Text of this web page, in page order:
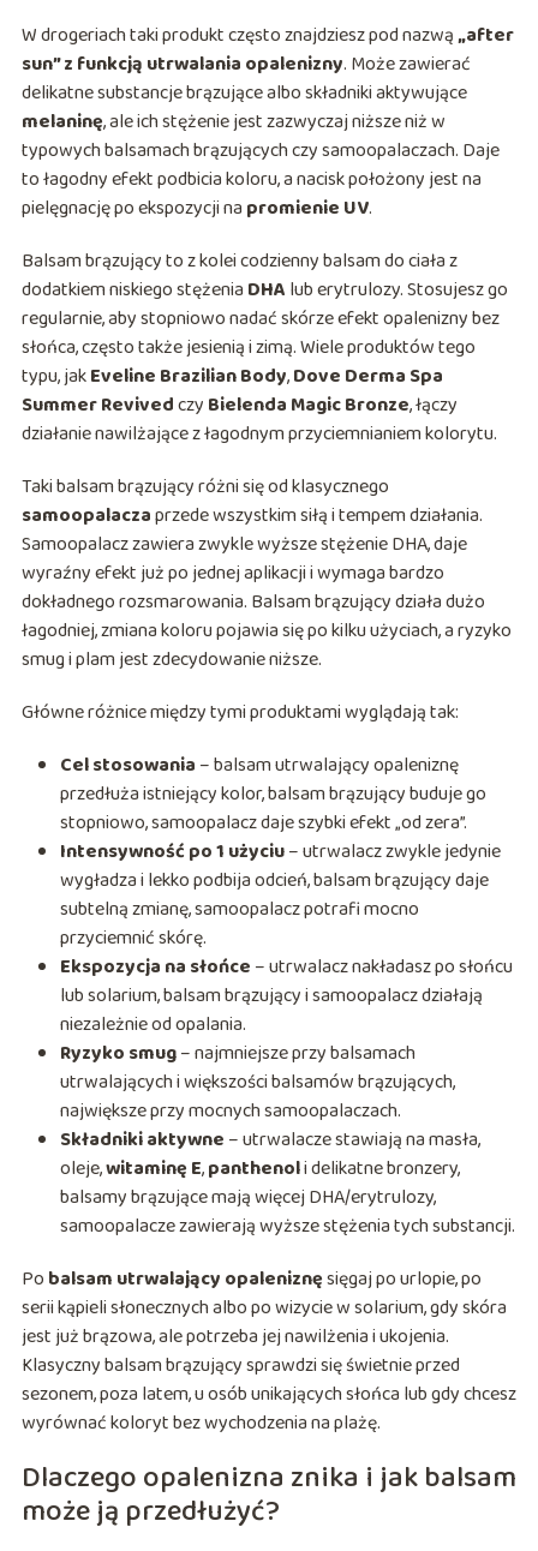
W drogeriach taki produkt często znajdziesz pod nazwą„after
sun” z funkcją utrwalania opalenizny. Może zawierać
delikatne substancje brązujące albo składniki aktywujące
melaninę, ale ich stężenie jest zazwyczaj niższe niż w
typowych balsamach brązujących czy samoopalaczach. Daje
to łagodny efekt podbicia koloru, a nacisk położony jest na
pielęgnację po ekspozycji na promienie UV.
Balsam brązujący to z kolei codzienny balsam do ciała z
dodatkiem niskiego stężenia DHA lub erytrulozy. Stosujesz go
regularnie, aby stopniowo nadać skórze efekt opalenizny bez
słońca, często także jesienią i zimą. Wiele produktów tego
typu, jakEveline Brazilian Body,Dove Derma Spa
Summer Revivedczy Bielenda Magic Bronze, łączy
działanie nawilżające z łagodnym przyciemnianiem kolorytu.
Taki balsam brązujący różni się od klasycznego
samoopalaczaprzede wszystkim siłą i tempem działania.
Samoopalacz zawiera zwykle wyższe stężenie DHA, daje
wyraźny efekt już po jednej aplikacji i wymaga bardzo
dokładnego rozsmarowania. Balsam brązujący działa dużo
łagodniej, zmiana koloru pojawia się po kilku użyciach, a ryzyko
smug i plam jest zdecydowanie niższe.
Główne różnice między tymi produktami wyglądają tak:
Cel stosowania – balsam utrwalający opaleniznę
przedłuża istniejący kolor, balsam brązujący buduje go
stopniowo, samoopalacz daje szybki efekt „od zera”.
Intensywność po 1 użyciu– utrwalacz zwykle jedynie
wygładza i lekko podbija odcień, balsam brązujący daje
subtelną zmianę, samoopalacz potrafi mocno
przyciemnić skórę.
Ekspozycja na słońce – utrwalacz nakładasz po słońcu
lub solarium, balsam brązujący i samoopalacz działają
niezależnie od opalania.
Ryzyko smug– najmniejsze przy balsamach
utrwalających i większości balsamów brązujących,
największe przy mocnych samoopalaczach.
Składniki aktywne – utrwalacze stawiają na masła,
oleje,witaminę E,panthenoli delikatne bronzery,
balsamy brązujące mają więcej DHA/erytrulozy,
samoopalacze zawierają wyższe stężenia tych substancji.
Po balsam utrwalający opaleniznęsięgaj po urlopie, po
serii kąpieli słonecznych albo po wizycie w solarium, gdy skóra
jest już brązowa, ale potrzeba jej nawilżenia i ukojenia.
Klasyczny balsam brązujący sprawdzi się świetnie przed
sezonem, poza latem, u osób unikających słońca lub gdy chcesz
wyrównać koloryt bez wychodzenia na plażę.
Dlaczego opalenizna znika i jak balsam
może ją przedłużyć?